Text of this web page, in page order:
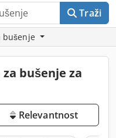
Traži
bušenje
bušenje za
Relevantnost